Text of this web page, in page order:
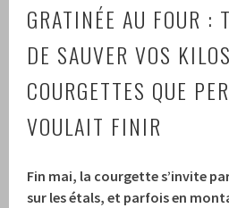
GRATINÉE AU FOUR :
DE SAUVER VOS
COURGETTES QUE
VOULAIT FINIR
Fin mai, la courgette s’invite
sur les étals, et parfois en